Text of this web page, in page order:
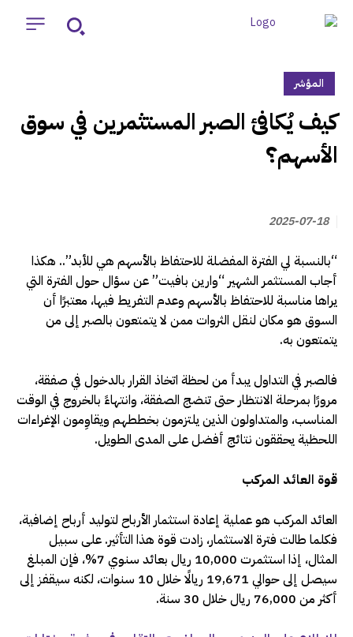
المؤشر
‏كيف يُكافئ الصبر المستثمرين في سوق
الأسهم؟
2025-07-18
“بالنسبة لي الفترة المفضلة للاحتفاظ بالأسهم هي للأبد”.. هكذا
أجاب المستثمر الشهير “وارين بافيت” عن سؤال حول الفترة التي
يراها مناسبة للاحتفاظ بالأسهم وعدم التفريط فيها، معتبرًا أن
السوق هو مكان لنقل الثروات ممن لا يتمتعون بالصبر إلى من
يتمتعون به.
فالصبر في التداول يبدأ من لحظة اتخاذ القرار بالدخول في صفقة،
مرورًا بمرحلة الانتظار حتى تنضج الصفقة، وانتهاءً بالخروج في الوقت
المناسب، والمتداولون الذين يلتزمون بخططهم ويقاوِمون الإغراءات
اللحظية يحققون نتائج أفضل على المدى الطويل.
قوة العائد المركب
العائد المركب هو عملية إعادة استثمار الأرباح لتوليد أرباح إضافية،
فكلما طالت فترة الاستثمار، زادت قوة هذا التأثير. على سبيل
المثال، إذا استثمرت 10,000 ريال بعائد سنوي 7%، فإن المبلغ
سيصل إلى حوالي 19,671 ريالًا خلال 10 سنوات، لكنه سيقفز إلى
أكثر من 76,000 ريال خلال 30 سنة.